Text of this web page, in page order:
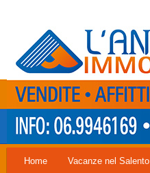
Home Vacanze nel Salento